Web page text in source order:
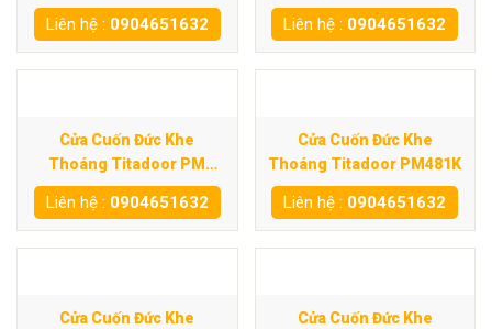
600SE
Liên hệ : 0904651632 Liên hệ : 0904651632
Cửa Cuốn Đức Khe
Thoáng Titadoor PM
960ST
Liên hệ : 0904651632
Cửa Cuốn Đức Khe
Thoáng Titadoor PM481K
Liên hệ : 0904651632
Cửa Cuốn Đức Khe Cửa Cuốn Đức Khe